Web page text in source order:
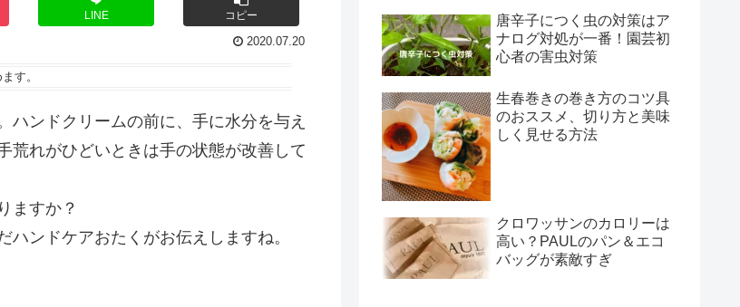
LINE コピー
2020.07.20
す。
ンドクリームの前に、手に水分を与え
荒れがひどいときは手の状態が改善して
ますか？
ンドケアおたくがお伝えしますね。
唐辛子につく虫の対策はア
ナログ対処が一番！園芸初
心者の害虫対策
生春巻きの巻き方のコツ具
のおススメ、切り方と美味
しく見せる方法
クロワッサンのカロリーは
高い？PAULのパン＆エコ
バッグが素敵すぎ